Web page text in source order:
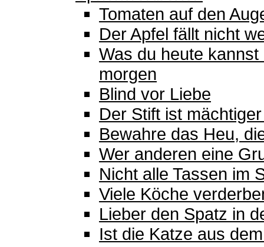
Tomaten auf den
Der Apfel fällt nicht
Was du heute
morgen
Blind vor Liebe
Der Stift ist
Bewahre das Heu,
Wer anderen eine
Nicht alle Tassen im
Viele Köche
Lieber den Spatz in
Ist die Katze aus